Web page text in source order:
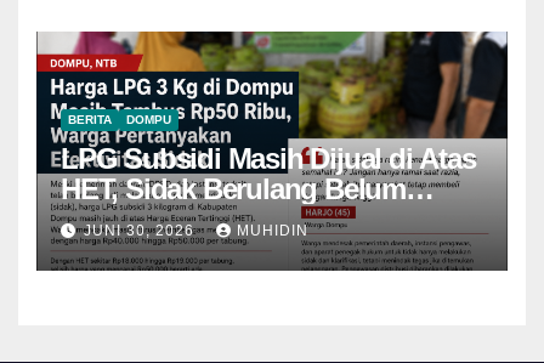
BERITA DOMPU
LPG Subsidi Masih Dijual di Atas
HET, Sidak Berulang Belum
Mampu Menekan Harga
JUNI 30, 2026 MUHIDIN